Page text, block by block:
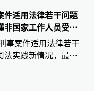
件适用法律若干问题
非国家工作人员受贿
新规
事案件适用法律若干
法实践新情况，最高
布新规，进一步完
新规进行整体解